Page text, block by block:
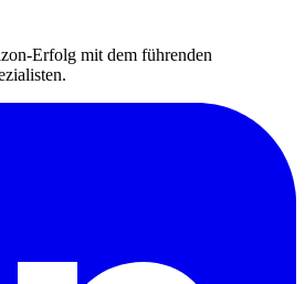
Erfolg mit dem führenden